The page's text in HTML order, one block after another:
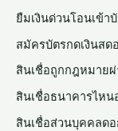
ยืมเงินด่วนโอนเข้า
สมัครบัตรกดเงินสด
สินเชื่อถูกกฎหมาย
สินเชื่อธนาคารไห
สินเชื่อส่วนบุคคลดอ